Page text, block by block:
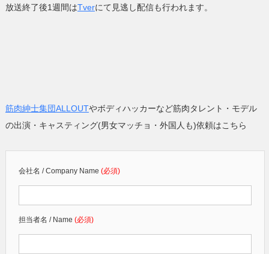
放送終了後1週間はTverにて見逃し配信も行われます。
筋肉紳士集団ALLOUTやボディハッカーなど筋肉タレント・モデル
の出演・キャスティング(男女マッチョ・外国人も)依頼はこちら
会社名 / Company Name (必須)
担当者名 / Name (必須)